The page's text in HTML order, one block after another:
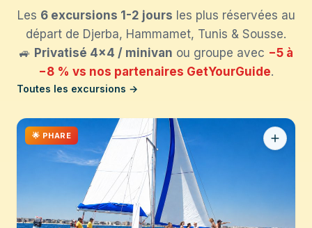
Les 6 excursions 1-2 jours les plus réservées au
départ de Djerba, Hammamet, Tunis & Sousse.
🚙 Privatisé 4×4 / minivan ou groupe avec −5 à
−8 % vs nos partenaires GetYourGuide.
Toutes les excursions →
🌟 PHARE